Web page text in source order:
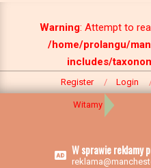
NavigationWarning: Attempt to
/home/prolangu/
includes/
Register Login
Witamy
W sprawie reklamy